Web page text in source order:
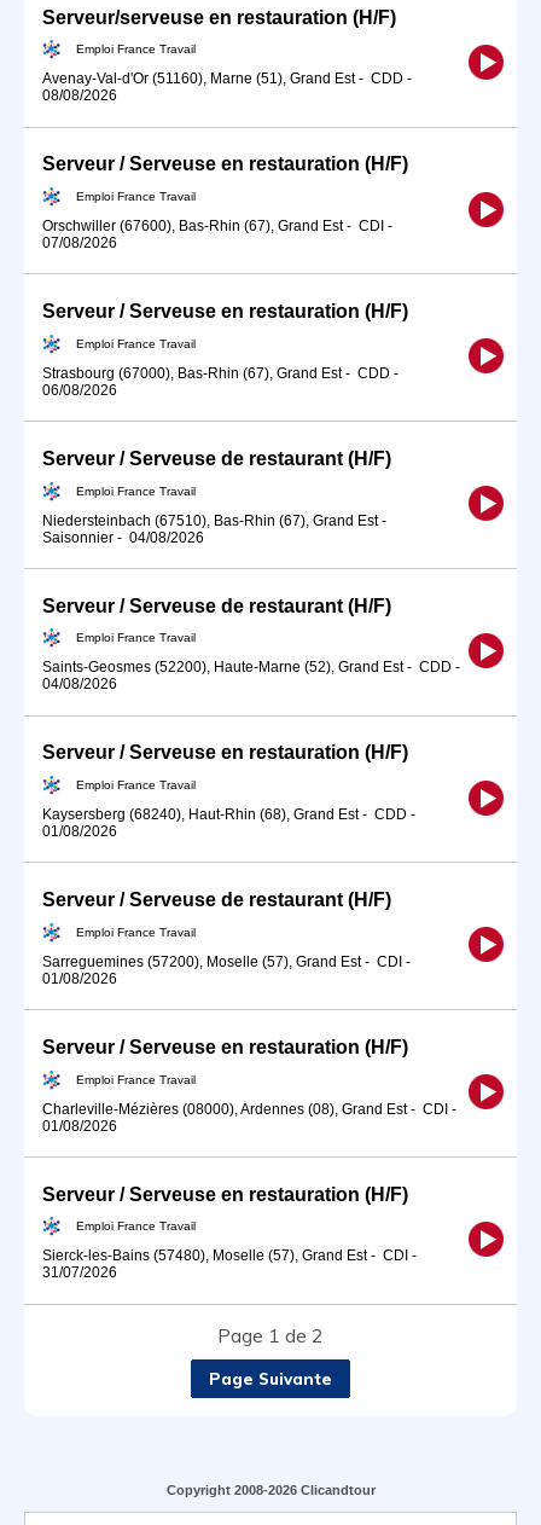
Serveur/serveuse en restauration (H/F)
Emploi France Travail
Avenay-Val-d'Or (51160), Marne (51), Grand Est- CDD -
08/08/2026
Serveur / Serveuse en restauration (H/F)
Emploi France Travail
Orschwiller (67600), Bas-Rhin (67), Grand Est- CDI -
07/08/2026
Serveur / Serveuse en restauration (H/F)
Emploi France Travail
Strasbourg (67000), Bas-Rhin (67), Grand Est- CDD -
06/08/2026
Serveur / Serveuse de restaurant (H/F)
Emploi France Travail
Niedersteinbach (67510), Bas-Rhin (67), Grand Est-
Saisonnier - 04/08/2026
Serveur / Serveuse de restaurant (H/F)
Emploi France Travail
Saints-Geosmes (52200), Haute-Marne (52), Grand Est- CDD -
04/08/2026
Serveur / Serveuse en restauration (H/F)
Emploi France Travail
Kaysersberg (68240), Haut-Rhin (68), Grand Est- CDD -
01/08/2026
Serveur / Serveuse de restaurant (H/F)
Emploi France Travail
Sarreguemines (57200), Moselle (57), Grand Est- CDI -
01/08/2026
Serveur / Serveuse en restauration (H/F)
Emploi France Travail
Charleville-Mézières (08000), Ardennes (08), Grand Est- CDI -
01/08/2026
Serveur / Serveuse en restauration (H/F)
Emploi France Travail
Sierck-les-Bains (57480), Moselle (57), Grand Est- CDI -
31/07/2026
Page 1 de 2
Page Suivante
Copyright 2008-2026 Clicandtour